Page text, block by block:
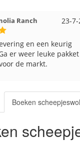
uit Loyers
meerdere keren
besteld,
over de service.
Boeken scheepjeswol